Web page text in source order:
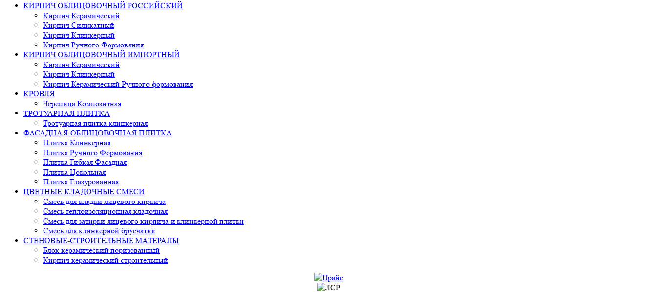
КИРПИЧ ОБЛИЦОВОЧНЫЙ РОССИЙСКИЙ
Кирпич Керамический
Кирпич Силикатный
Кирпич Клинкерный
Кирпич Ручного Формования
КИРПИЧ ОБЛИЦОВОЧНЫЙ ИМПОРТНЫЙ
Кирпич Керамический
Кирпич Клинкерный
Кирпич Керамический Ручного формования
КРОВЛЯ
Черепица Композитная
ТРОТУАРНАЯ ПЛИТКА
Тротуарная плитка клинкерная
ФАСАДНАЯ-ОБЛИЦОВОЧНАЯ ПЛИТКА
Плитка Клинкерная
Плитка Ручного Формования
Плитка Гибкая Фасадная
Плитка Цокольная
Плитка Глазурованная
ЦВЕТНЫЕ КЛАДОЧНЫЕ СМЕСИ
Смесь для кладки лицевого кирпича
Смесь теплоизоляционная кладочная
Смесь для затирки лицевого кирпича и клинкерной плитки
Смесь для клинкерной брусчатки
СТЕНОВЫЕ-СТРОИТЕЛЬНЫЕ МАТЕРАЛЫ
Блок керамический поризованный
Кирпич керамический строительный